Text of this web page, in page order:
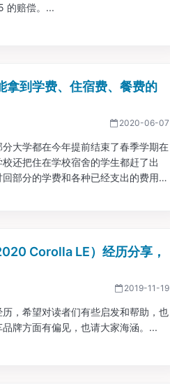
的赔偿。...
拿到学费、住宿费、餐费的
2020-06-07
大学都在今年提前结束了春季学期在
还把住在学校宿舍的学生都赶了出
部分的学费和各种已经支出的费用了
Corolla LE）经历分享，
2019-11-19
，希望对读者们有些启发和帮助，也
牌方面有偏见，也请大家海涵。...